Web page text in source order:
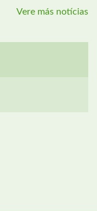
Vere más notícias